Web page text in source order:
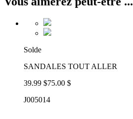
Solde
SANDALES TOUT ALLER
39.99 $75.00 $
J005014